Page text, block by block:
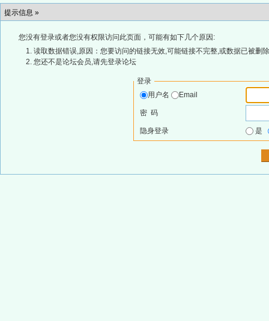
提示信息 »
您没有登录或者您没有权限访问此页面，可能有如下几个原因:
读取数据错误,原因：您要访问的链接无效,可能链接不完整,或数据已被删
您还不是论坛会员,请先登录论坛
登录
用户名
Email
密 码
隐身登录 是